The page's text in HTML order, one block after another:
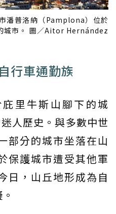
潘普洛納（Pamplona）位於
城市。 圖／Aitor Hernández
行車通勤族
里牛斯山腳下的城
人歷史。與多數中世
部分的城市坐落在山
保護城市遭受其他軍
日，山丘地形成為自